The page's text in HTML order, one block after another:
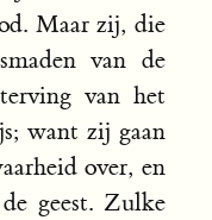
Maar zij, die
van de
van het
want zij gaan
over, en
geest. Zulke